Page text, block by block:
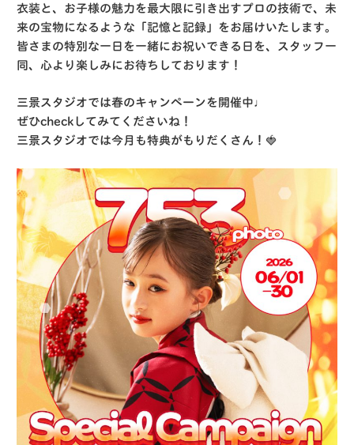
衣装と、お子様の魅力を最大限に引き出すプロの技術で、未
来の宝物になるような「記憶と記録」をお届けいたします。
皆さまの特別な一日を一緒にお祝いできる日を、スタッフ一
同、心より楽しみにお待ちしております！
三景スタジオでは春のキャンペーンを開催中♩
ぜひcheckしてみてくださいね！
三景スタジオでは今月も特典がもりだくさん！ 🍓